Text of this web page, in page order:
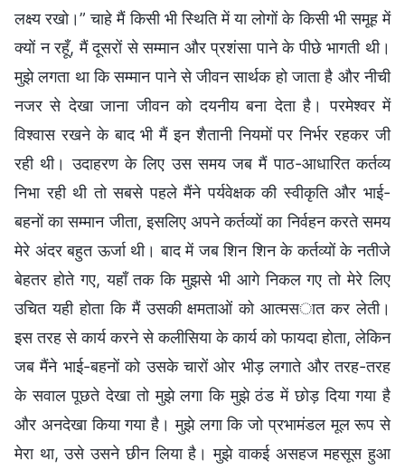
लक्ष्य रखो।” चाहे मैं किसी भी स्थिति में या लोगों के किसी भी समूह में
क्यों न रहूँ, मैं दूसरों से सम्मान और प्रशंसा पाने के पीछे भागती थी।
मुझे लगता था कि सम्मान पाने से जीवन सार्थक हो जाता है और नीची
नजर से देखा जाना जीवन को दयनीय बना देता है। परमेश्वर में
विश्वास रखने के बाद भी मैं इन शैतानी नियमों पर निर्भर रहकर जी
रही थी। उदाहरण के लिए उस समय जब मैं पाठ-आधारित कर्तव्य
निभा रही थी तो सबसे पहले मैंने पर्यवेक्षक की स्वीकृति और भाई-
बहनों का सम्मान जीता, इसलिए अपने कर्तव्यों का निर्वहन करते समय
मेरे अंदर बहुत ऊर्जा थी। बाद में जब शिन शिन के कर्तव्यों के नतीजे
बेहतर होते गए, यहाँ तक कि मुझसे भी आगे निकल गए तो मेरे लिए
उचित यही होता कि मैं उसकी क्षमताओं को आत्मसात कर लेती।
इस तरह से कार्य करने से कलीसिया के कार्य को फायदा होता, लेकिन
जब मैंने भाई-बहनों को उसके चारों ओर भीड़ लगाते और तरह-तरह
के सवाल पूछते देखा तो मुझे लगा कि मुझे ठंड में छोड़ दिया गया है
और अनदेखा किया गया है। मुझे लगा कि जो प्रभामंडल मूल रूप से
मेरा था, उसे उसने छीन लिया है। मुझे वाकई असहज महसूस हुआ